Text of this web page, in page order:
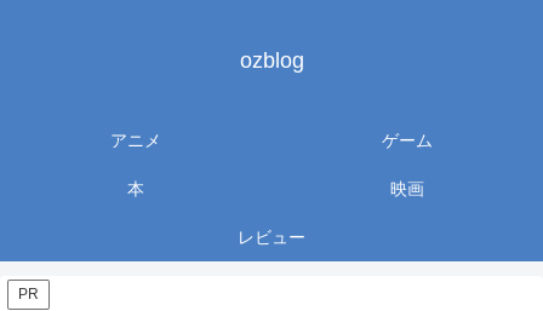
ozblog
アニメ ゲーム
本 映画
レビュー
PR